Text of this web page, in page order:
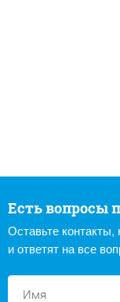
Есть вопросы
Оставьте
и ответят на все